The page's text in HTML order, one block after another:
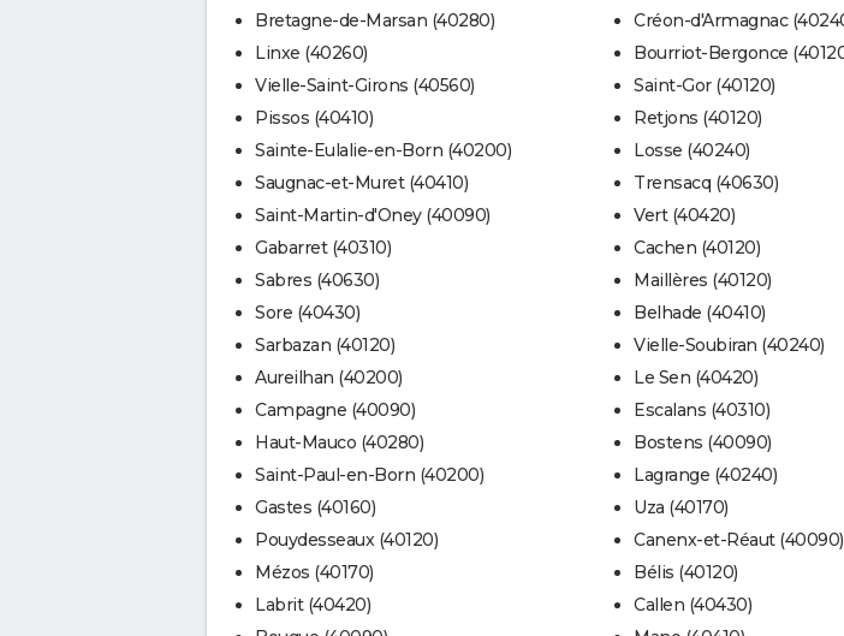
Bretagne-de-Marsan (40280)
Linxe (40260)
Vielle-Saint-Girons (40560)
Pissos (40410)
Sainte-Eulalie-en-Born (40200)
Saugnac-et-Muret (40410)
Saint-Martin-d'Oney (40090)
Gabarret (40310)
Sabres (40630)
Sore (40430)
Sarbazan (40120)
Aureilhan (40200)
Campagne (40090)
Haut-Mauco (40280)
Saint-Paul-en-Born (40200)
Gastes (40160)
Pouydesseaux (40120)
Mézos (40170)
Labrit (40420)
Créon-d'Armagnac
Bourriot-Bergonce
Saint-Gor (40120)
Retjons (40120)
Losse (40240)
Trensacq (40630)
Vert (40420)
Cachen (40120)
Maillères (40120)
Belhade (40410)
Vielle-Soubiran (40240)
Le Sen (40420)
Escalans (40310)
Bostens (40090)
Lagrange (40240)
Uza (40170)
Canenx-et-Réaut (40090)
Bélis (40120)
Callen (40430)